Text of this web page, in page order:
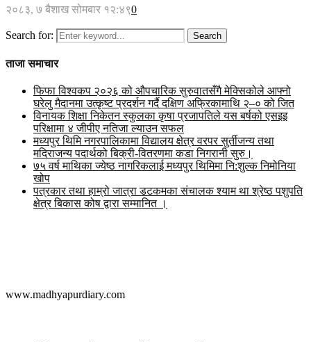
२०८३, ७ बैशाख सोमबार १२:४९0
Search for: Search
ताजा समाचार
फिफा विश्वकप २०२६ को औपचारिक सुरुवातसँगै मेक्सिकोले आफ्नो
घरेलु मैदानमा उत्कृष्ट प्रदर्शन गर्दै दक्षिण अफ्रिकामाथि २–० को जित
विनायक शिक्षा निकेतन स्कुलका कृषा प्रजापतिले यस बर्षको एसइइ
परिक्षामा ४ जीपीए नतिजा ल्याउन सफल
मध्यपुर थिमि नगरपालिकामा विद्यालय क्षेत्र वरपर सुर्तीजन्य तथा
मदिराजन्य पदार्थको बिक्री-वितरणमा कडा निगरानी सुरु।
७५ वर्ष माथिका ज्येष्ठ नागरिकलाई मध्यपुर थिमिमा नि:शुल्क निमोनिया
खोप
पत्रकार तथा हाम्रो जात्रा डटकमका संचालक श्याम था श्रेष्ठ पशुपति
क्षेत्र बिकास कोष द्वारा सम्मानित ।
www.madhyapurdiary.com